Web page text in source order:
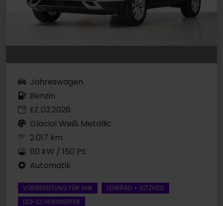
Jahreswagen
Benzin
EZ 03.2026
Glacial Weiß Metallic
2.017 km
110 kW / 150 PS
Automatik
VORBEREITUNG FÜR AHK
LENKRAD + SITZHZG
LED-SCHEINWERFER